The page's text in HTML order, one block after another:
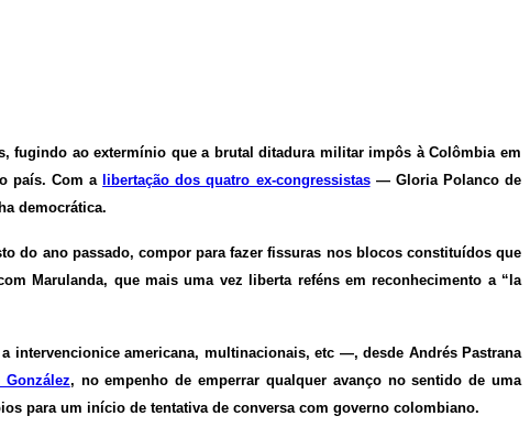
fugindo ao extermínio que a brutal ditadura militar impôs à Colômbia em
país. Com a libertação dos quatro ex-congressistas — Gloria Polanco de
democrática.
do ano passado, compor para fazer fissuras nos blocos constituídos que
Marulanda, que mais uma vez liberta reféns em reconhecimento a “la
americana, multinacionais, etc —, desde Andrés Pastrana
González, no empenho de emperrar qualquer avanço no sentido de uma
para um início de tentativa de conversa com governo colombiano.